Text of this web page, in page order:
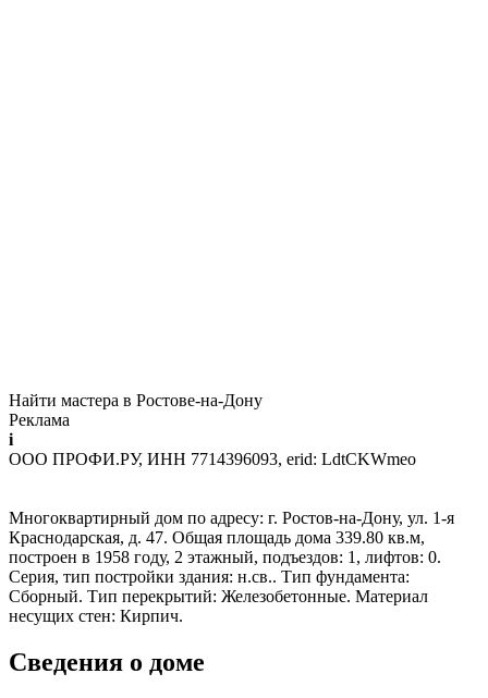
Найти мастера в Ростове-на-Дону
Реклама
i
ООО ПРОФИ.РУ, ИНН 7714396093, erid: LdtCKWmeo
Многоквартирный дом по адресу: г. Ростов-на-Дону, ул. 1-я
Краснодарская, д. 47. Общая площадь дома 339.80 кв.м,
построен в 1958 году, 2 этажный, подъездов: 1, лифтов: 0.
Серия, тип постройки здания: н.св.. Тип фундамента:
Сборный. Тип перекрытий: Железобетонные. Материал
несущих стен: Кирпич.
Сведения о доме